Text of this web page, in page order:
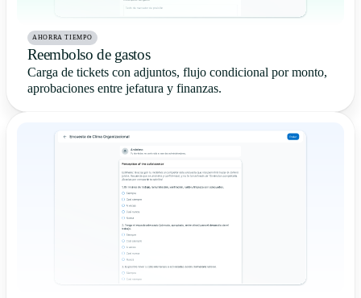
AHORRA TIEMPO
Reembolso de gastos
Carga de tickets con adjuntos, flujo condicional por monto,
aprobaciones entre jefatura y finanzas.